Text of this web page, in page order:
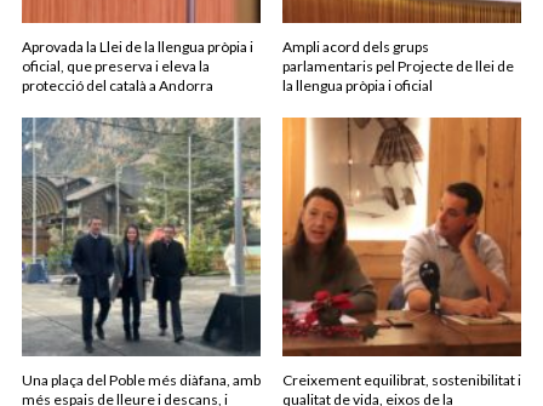
Aprovada la Llei de la llengua pròpia i
oficial, que preserva i eleva la
protecció del català a Andorra
Ampli acord dels grups
parlamentaris pel Projecte de llei de
la llengua pròpia i oficial
Una plaça del Poble més diàfana, amb
més espais de lleure i descans, i
Creixement equilibrat, sostenibilitat i
qualitat de vida, eixos de la